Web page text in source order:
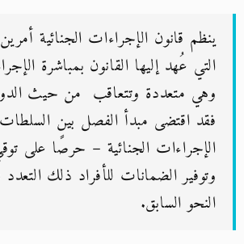
ينظم قانون الإجراءات الجنائية
التي عُهد إليها القانون بمباشرة
وهي متعددة وتتعاقب من حيث
فقد اقتضى مبدأ الفصل بين السلطات
الإجراءات الجنائية – حرصًا على
وتوفير الضمانات للأفراد ذلك
النحو السابق.